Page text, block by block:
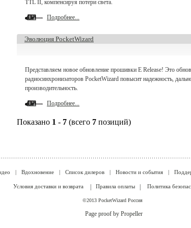
TTL II, компенсируя потери света.
Подробнее...
Эволюция PocketWizard
Представляем новое обновление прошивки E Release! Это
радиосинхронизаторов PocketWizard повысит надежность,
производительность.
Подробнее...
Показано 1 - 7 (всего 7 позиций)
| Вдохновение | Список дилеров | Новости и события |
Условия доставки и возврата Правила оплаты Политика
©2013 PocketWizard Россия
Page proof by Propeller